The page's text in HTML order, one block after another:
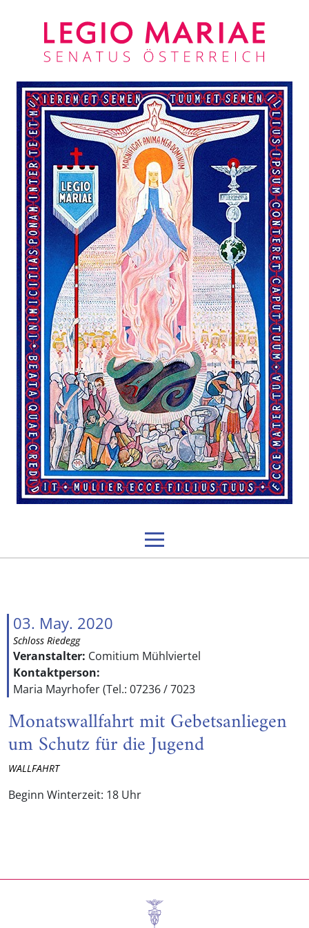
03. May. 2020
Schloss Riedegg
Veranstalter: Comitium Mühlviertel
Kontaktperson:
Maria Mayrhofer (Tel.: 07236 / 7023
Monatswallfahrt mit Gebetsanliegen
um Schutz für die Jugend
WALLFAHRT
Beginn Winterzeit: 18 Uhr